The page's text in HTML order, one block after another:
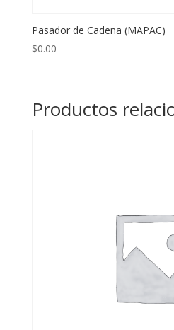
Pasador de Cadena (MAPAC)
$0.00
Productos